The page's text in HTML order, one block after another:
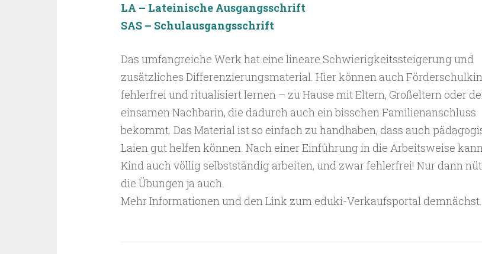
LA – Lateinische Ausgangsschrift
SAS – Schulausgangsschrift
Das umfangreiche Werk hat eine lineare Schwierigkeitssteigerung und
zusätzliches Differenzierungsmaterial. Hier können auch
fehlerfrei und ritualisiert lernen – zu Hause mit Eltern, Großeltern oder
einsamen Nachbarin, die dadurch auch ein bisschen Familienanschluss
bekommt. Das Material ist so einfach zu handhaben, dass auch
Laien gut helfen können. Nach einer Einführung in die Arbeitsweise
Kind auch völlig selbstständig arbeiten, und zwar fehlerfrei! Nur dann
die Übungen ja auch.
Mehr Informationen und den Link zum eduki-Verkaufsportal demnächst.